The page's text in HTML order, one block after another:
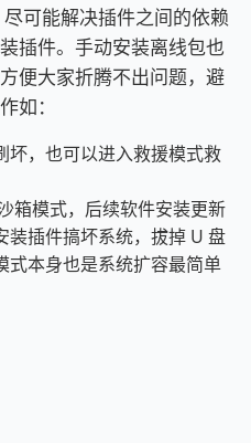
可能解决插件之间的依赖
插件。手动安装离线包也
便大家折腾不出问题，避
如：
坏，也可以进入救援模式救
箱模式，后续软件安装更新
装插件搞坏系统，拔掉 U 盘
式本身也是系统扩容最简单